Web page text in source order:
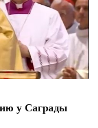
у Саграды